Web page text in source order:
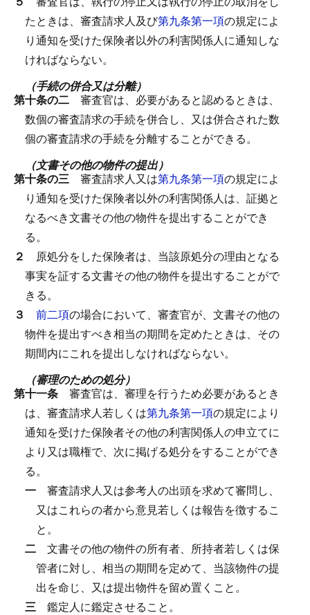
たときは、審査請求人及び第九条第一項の規定によ
り通知を受けた保険者以外の利害関係人に通知しな
ければならない。
（手続の併合又は分離）
第十条の二 審査官は、必要があると認めるときは、
数個の審査請求の手続を併合し、又は併合された数
個の審査請求の手続を分離することができる。
（文書その他の物件の提出）
第十条の三 審査請求人又は第九条第一項の規定によ
り通知を受けた保険者以外の利害関係人は、証拠と
なるべき文書その他の物件を提出することができ
る。
２ 原処分をした保険者は、当該原処分の理由となる
事実を証する文書その他の物件を提出することがで
きる。
３ 前二項の場合において、審査官が、文書その他の
物件を提出すべき相当の期間を定めたときは、その
期間内にこれを提出しなければならない。
（審理のための処分）
第十一条 審査官は、審理を行うため必要があるとき
は、審査請求人若しくは第九条第一項の規定により
通知を受けた保険者その他の利害関係人の申立てに
より又は職権で、次に掲げる処分をすることができ
る。
一 審査請求人又は参考人の出頭を求めて審問し、
又はこれらの者から意見若しくは報告を徴するこ
と。
二 文書その他の物件の所有者、所持者若しくは保
管者に対し、相当の期間を定めて、当該物件の提
出を命じ、又は提出物件を留め置くこと。
三 鑑定人に鑑定させること。